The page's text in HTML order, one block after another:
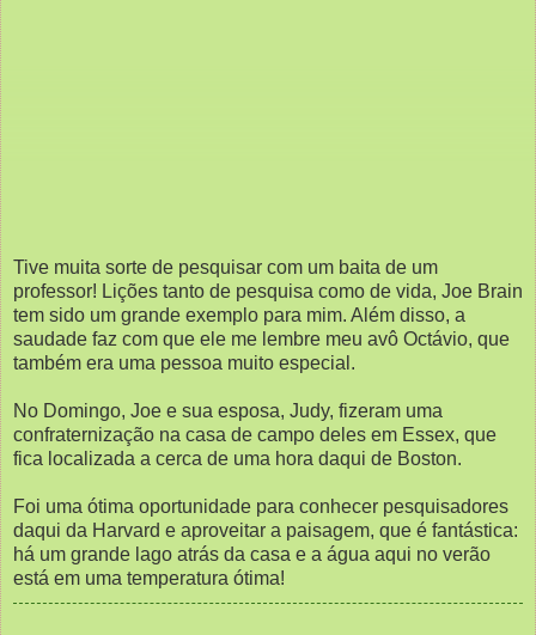
Tive muita sorte de pesquisar com um baita de um
professor! Lições tanto de pesquisa como de vida, Joe Brain
tem sido um grande exemplo para mim. Além disso, a
saudade faz com que ele me lembre meu avô Octávio, que
também era uma pessoa muito especial.
No Domingo, Joe e sua esposa, Judy, fizeram uma
confraternização na casa de campo deles em Essex, que
fica localizada a cerca de uma hora daqui de Boston.
Foi uma ótima oportunidade para conhecer pesquisadores
daqui da Harvard e aproveitar a paisagem, que é fantástica:
há um grande lago atrás da casa e a água aqui no verão
está em uma temperatura ótima!